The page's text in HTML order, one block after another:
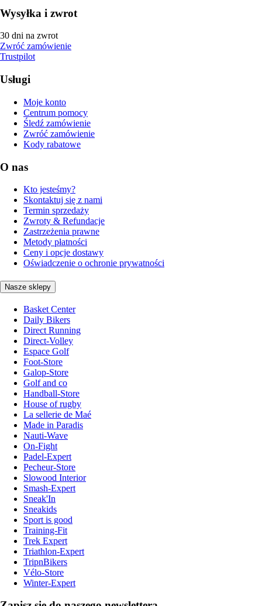
Wysyłka i zwrot
30 dni na zwrot
Zwróć zamówienie
Trustpilot
Usługi
Moje konto
Centrum pomocy
Śledź zamówienie
Zwróć zamówienie
Kody rabatowe
O nas
Kto jesteśmy?
Skontaktuj się z nami
Termin sprzedaży
Zwroty & Refundacje
Zastrzeżenia prawne
Metody płatności
Ceny i opcje dostawy
Oświadczenie o ochronie prywatności
Nasze sklepy
Basket Center
Daily Bikers
Direct Running
Direct-Volley
Espace Golf
Foot-Store
Galop-Store
Golf and co
Handball-Store
House of rugby
La sellerie de Maé
Made in Paradis
Nauti-Wave
On-Fight
Padel-Expert
Pecheur-Store
Slowood Interior
Smash-Expert
Sneak'In
Sneakids
Sport is good
Training-Fit
Trek Expert
Triathlon-Expert
TripnBikers
Vélo-Store
Winter-Expert